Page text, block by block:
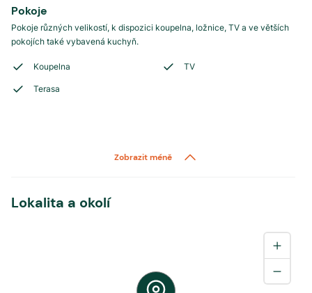
Pokoje
Pokoje různých velikostí, k dispozici koupelna, ložnice, TV a ve větších
pokojích také vybavená kuchyň.
Koupelna TV
Terasa
Zobrazit méně
Lokalita a okolí